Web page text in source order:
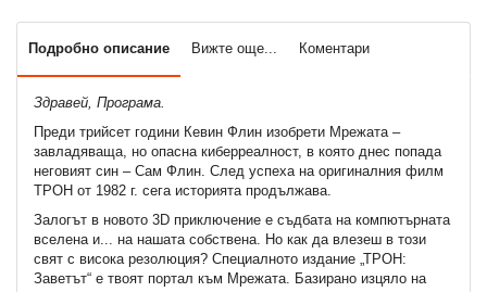
Подробно описание Вижте още... Коментари
Здравей, Програма.
Преди трийсет години Кевин Флин изобрети Мрежата –
завладяваща, но опасна киберреалност, в която днес попада
неговият син – Сам Флин. След успеха на оригиналния филм
ТРОН от 1982 г. сега историята продължава.
Залогът в новото 3D приключение е съдбата на компютърната
вселена и... на нашата собствена. Но как да влезеш в този
свят с висока резолюция? Специалното издание „ТРОН:
Заветът“ е твоят портал към Мрежата. Базирано изцяло на